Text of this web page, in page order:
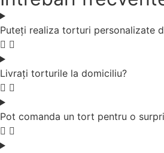
Puteți realiza torturi personalizate
Livrați torturile la domiciliu?
Pot comanda un tort pentru o